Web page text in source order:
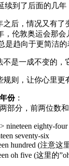
续到了后面的几年
后，情况又有了
，伦敦奥运会那
是趋向于更简洁的
是一成不变的，
则，让你心里更
份：
部分，前两位数
nineteen eighty-four
seventy-six
hundred (注意这
oh five (这里的